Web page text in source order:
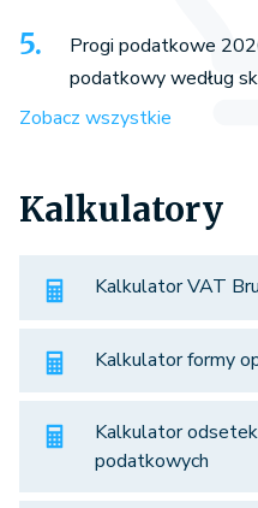
Progi podatkowe
podatkowy według
Zobacz wszystkie
Kalkulatory
Kalkulator VAT
Kalkulator formy
Kalkulator
podatkowych